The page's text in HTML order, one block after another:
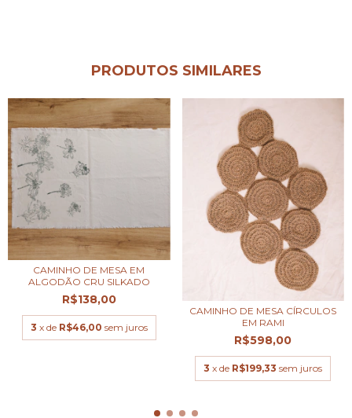
PRODUTOS SIMILARES
CAMINHO DE MESA EM
ALGODÃO CRU SILKADO
R$138,00
3 x de R$46,00 sem juros
CAMINHO DE MESA CÍRCULOS
EM RAMI
R$598,00
3 x de R$199,33 sem juros